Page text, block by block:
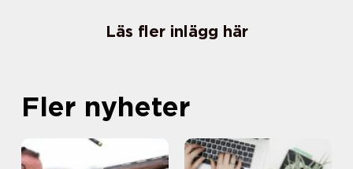
Läs fler inlägg här
Fler nyheter